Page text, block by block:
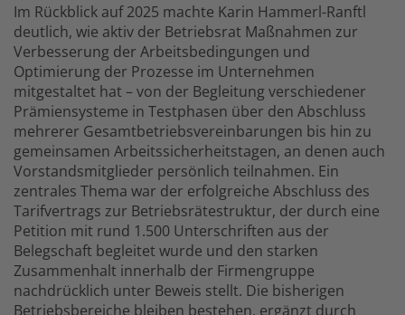
Im Rückblick auf 2025 machte Karin Hammerl-Ranftl
deutlich, wie aktiv der Betriebsrat Maßnahmen zur
Verbesserung der Arbeitsbedingungen und
Optimierung der Prozesse im Unternehmen
mitgestaltet hat – von der Begleitung verschiedener
Prämiensysteme in Testphasen über den Abschluss
mehrerer Gesamtbetriebsvereinbarungen bis hin zu
gemeinsamen Arbeitssicherheitstagen, an denen auch
Vorstandsmitglieder persönlich teilnahmen. Ein
zentrales Thema war der erfolgreiche Abschluss des
Tarifvertrags zur Betriebsrätestruktur, der durch eine
Petition mit rund 1.500 Unterschriften aus der
Belegschaft begleitet wurde und den starken
Zusammenhalt innerhalb der Firmengruppe
nachdrücklich unter Beweis stellt. Die bisherigen
Betriebsbereiche bleiben bestehen, ergänzt durch